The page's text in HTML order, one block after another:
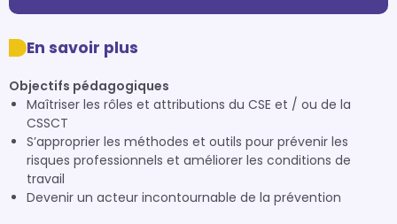
En savoir plus
Objectifs pédagogiques
Maîtriser les rôles et attributions du CSE et / ou de la
CSSCT
S’approprier les méthodes et outils pour prévenir les
risques professionnels et améliorer les conditions de
travail
Devenir un acteur incontournable de la prévention